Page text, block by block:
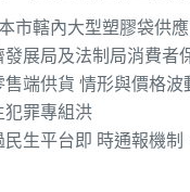
市轄內大型塑膠袋供
展局及法制局消費
端供貨 情形與價格
犯罪專組洪
生平台即 時通報機